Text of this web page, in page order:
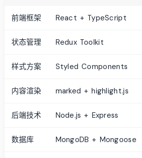
前端框架 React + TypeScript
状态管理 Redux Toolkit
样式方案 Styled Components
内容渲染 marked + highlight.js
后端技术 Node.js + Express
数据库 MongoDB + Mongoose